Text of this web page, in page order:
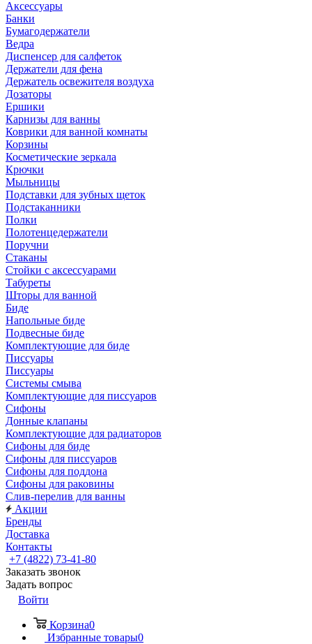
Аксессуары
Банки
Бумагодержатели
Ведра
Диспенсер для салфеток
Держатели для фена
Держатель освежителя воздуха
Дозаторы
Ершики
Карнизы для ванны
Коврики для ванной комнаты
Корзины
Косметические зеркала
Крючки
Мыльницы
Подставки для зубных щеток
Подстаканники
Полки
Полотенцедержатели
Поручни
Стаканы
Стойки с аксессуарами
Табуреты
Шторы для ванной
Биде
Напольные биде
Подвесные биде
Комплектующие для биде
Писсуары
Писсуары
Системы смыва
Комплектующие для писсуаров
Сифоны
Донные клапаны
Комплектующие для радиаторов
Сифоны для биде
Сифоны для писсуаров
Сифоны для поддона
Сифоны для раковины
Слив-перелив для ванны
Акции
Бренды
Доставка
Контакты
+7 (4822) 73-41-80
Заказать звонок
Задать вопрос
Войти
Корзина0
Избранные товары0